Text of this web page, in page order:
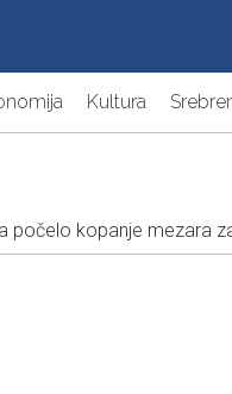
Kultura
počelo kopanje mezara